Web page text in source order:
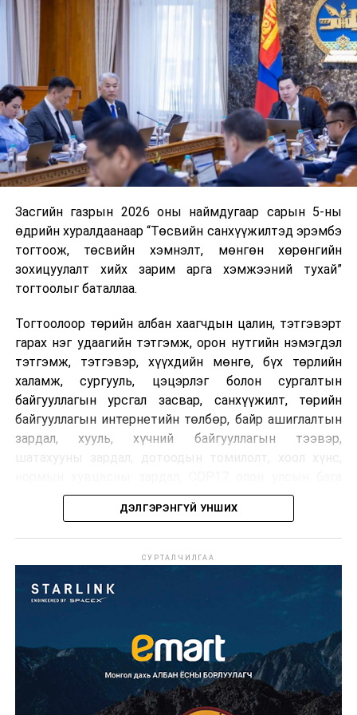
Хуулийг зөрчиж дуудлага хийсэн хувь хүнийг нэг
дуудлага тутамд 75 мянга хүртэлх евро, аж ахуйн
нэгжийг 375 мянга хүртэлх еврогоор торгох
боломжтой. Харин хэрэглэгч өөрөө зөвшөөрсөн,
эсвэл тухайн компанитай өмнө нь гэрээний
харилцаатай бөгөөд шинэ үйлчилгээ санал болгож
буй тохиолдолд хориг үйлчлэхгүй. Иргэд
зөвшөөрөлгүй дуудлагын талаар төрийн цахим
хуудсаар мэдээлэх боломжтой.
Шинэ хууль Францын зах зээлд үйлчилдэг гадаадын
дуудлагын төвүүдэд нөлөөлөхөөр байна. Тухайлбал,
Мароккогийн дуудлагын төвүүдийн орлогын 80 гаруй
хувь Францын зах зээлээс бүрддэг бөгөөд тус улсын
40–50 мянган ажлын байр эрсдэлд орж болзошгүйг
Засгийн газрын 2026 оны наймдугаар сарын 5-ны
өдрийн хуралдаанаар “Төсвийн санхүүжилтэд эрэмбэ
тогтоож, төсвийн хэмнэлт, мөнгөн хөрөнгийн
зохицуулалт хийх зарим арга хэмжээний тухай”
тогтоолыг баталлаа.
Тогтоолоор төрийн албан хаагчдын цалин, тэтгэвэрт
гарах нэг удаагийн тэтгэмж, орон нутгийн нэмэгдэл
тэтгэмж, тэтгэвэр, хүүхдийн мөнгө, бүх төрлийн
халамж, сургууль, цэцэрлэг болон сургалтын
байгууллагын урсгал засвар, санхүүжилт, төрийн
байгууллагын интернетийн төлбөр, байр ашиглалтын
зардал, хууль, хүчний байгууллагын тээвэр,
хурлын зардал, Засгийн газрын өр, орон нутгийн нөөц
хөрөнгийн санхүүжилтийг хэвийн үргэлжлүүлэхээр
шийдвэрлэжээ.
Харин дараах зардлыг хязгаарлахаар болсон байна.
Үүнд:
Олон улсын болон Засгийн газрын
шийдвэртэйгээс бусад хурал, зөвлөгөөн, ой,
тэмдэглэлт өдөр, найр наадам, соёлын арга
ДЭЛГЭРЭНГҮЙ УНШИХ
СУРТАЛЧИЛГАА